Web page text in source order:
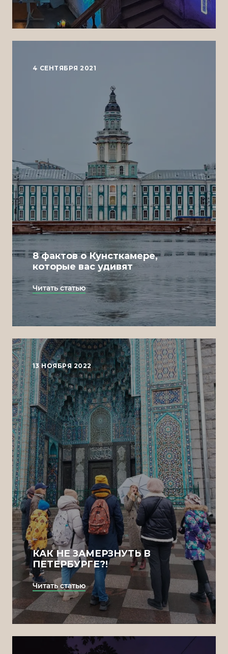
4 СЕНТЯБРЯ 2021
8 фактов о Кунсткамере,
которые вас удивят
Читать статью
13 НОЯБРЯ 2022
КАК НЕ ЗАМЕРЗНУТЬ В
ПЕТЕРБУРГЕ?!
Читать статью